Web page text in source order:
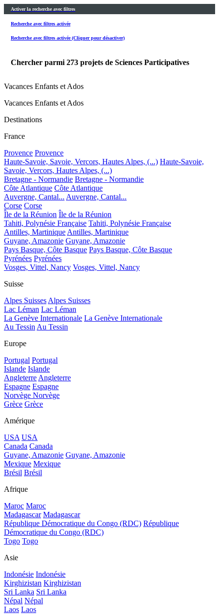
Activer la recherche avec filtres
Recherche avec filtres activée
Recherche avec filtres activée (Cliquer pour désactiver)
Chercher parmi 273 projets de Sciences Participatives
Vacances Enfants et Ados
Vacances Enfants et Ados
Destinations
France
Provence Provence
Haute-Savoie, Savoie, Vercors, Hautes Alpes, (...) Haute-Savoie,
Savoie, Vercors, Hautes Alpes, (...)
Bretagne - Normandie Bretagne - Normandie
Côte Atlantique Côte Atlantique
Auvergne, Cantal... Auvergne, Cantal...
Corse Corse
Île de la Réunion Île de la Réunion
Tahiti, Polynésie Française Tahiti, Polynésie Française
Antilles, MartiniqueAntilles, Martinique
Guyane, Amazonie Guyane, Amazonie
Pays Basque, Côte Basque Pays Basque, Côte Basque
Pyrénées Pyrénées
Vosges, Vittel, Nancy Vosges, Vittel, Nancy
Suisse
Alpes SuissesAlpes Suisses
Lac Léman Lac Léman
La Genève Internationale La Genève Internationale
Au TessinAu Tessin
Europe
Portugal Portugal
Islande Islande
AngleterreAngleterre
Espagne Espagne
Norvège Norvège
Grèce Grèce
Amérique
USA USA
Canada Canada
Guyane, Amazonie Guyane, Amazonie
Mexique Mexique
Brésil Brésil
Afrique
Maroc Maroc
Madagascar Madagascar
République Démocratique du Congo (RDC) République
Démocratique du Congo (RDC)
Togo Togo
Asie
Indonésie Indonésie
Kirghizistan Kirghizistan
Sri Lanka Sri Lanka
Népal Népal
Laos Laos